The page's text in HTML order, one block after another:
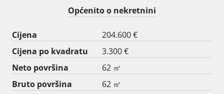
Nekretnina je odlična prilika za one koji žele mirno
okruženje, a ipak jednostavan i brz pristup urbanim
centrima.
Općenito o nekretnini
Cijena
204.600 €
Cijena po kvadratu
3.300 €
Neto površina
62 ㎡
Bruto površina
62 ㎡